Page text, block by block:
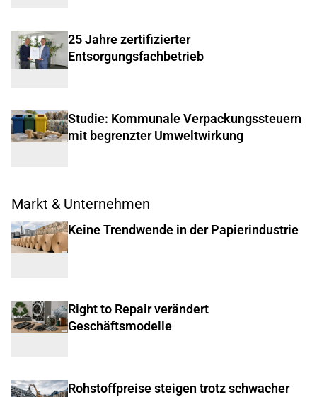
25 Jahre zertifizierter
Entsorgungsfachbetrieb
Studie: Kommunale Verpackungssteuern
mit begrenzter Umweltwirkung
Markt & Unternehmen
Keine Trendwende in der Papierindustrie
Right to Repair verändert
Geschäftsmodelle
Rohstoffpreise steigen trotz schwacher